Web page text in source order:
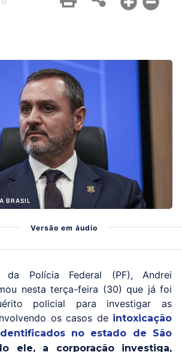
BRASIL
Versão em áudio
da Polícia Federal (PF), Andrei
nesta terça-feira (30) que já foi
policial para investigar as
os casos de intoxicação
no estado de São
ele, a corporação investiga,